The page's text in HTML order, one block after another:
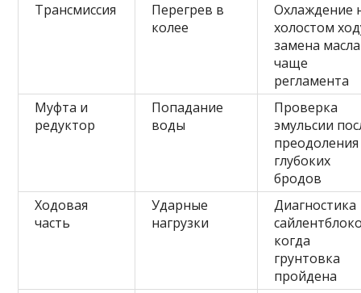
Трансмиссия
Перегрев в
колее
Охлаждение
холостом
замена масла
чаще
регламента
Муфта и
редуктор
Попадание
воды
Проверка
эмульсии
преодоления
глубоких
бродов
Ходовая
часть
Ударные
нагрузки
Диагностика
когда
грунтовка
пройдена